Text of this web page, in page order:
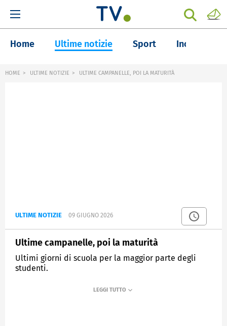
Home Ultime notizie Sport Inchieste
HOME ULTIME NOTIZIE ULTIME CAMPANELLE, POI LA MATURITÀ
ULTIME NOTIZIE 09 GIUGNO 2026
Ultime campanelle, poi la maturità
Ultimi giorni di scuola per la maggior parte degli
studenti.